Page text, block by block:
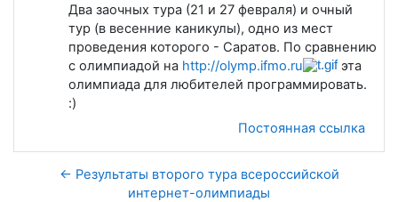
Два заочных тура (21 и 27 февраля) и очный
тур (в весенние каникулы), одно из мест
проведения которого - Саратов. По сравнению
с олимпиадой на http://olymp.ifmo.ru
эта
олимпиада для любителей программировать.
:)
Постоянная ссылка
← Результаты второго тура всероссийской
интернет-олимпиады